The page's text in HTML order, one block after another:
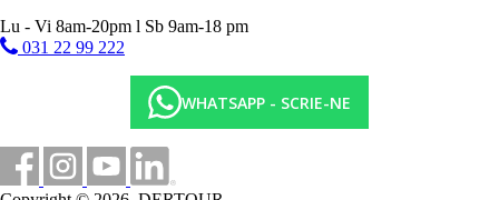
Lu - Vi 8am-20pm l Sb 9am-18 pm
031 22 99 222
WHATSAPP - SCRIE-NE